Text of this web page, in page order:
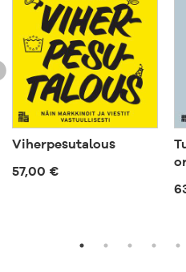
Viherpesutalous
57,00 €